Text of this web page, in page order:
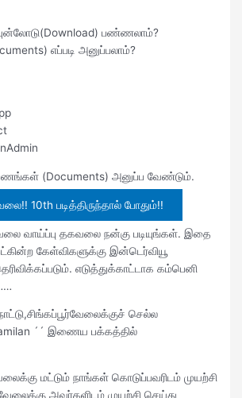
பண்ணலாம்?
எப்படி அனுப்பலாம்?
(Documents) அனுப்ப வேண்டும்.
10th படித்திருந்தால் போதும்!!
வாய்ப்பு தகவலை நன்கு படியுங்கள். இதை
கேள்விகளுக்கு இன்டெர்வியூ
எடுத்துக்காட்டாக கம்பெனி
செல்ல
´´ இணைய பக்கத்தில்
மட்டும் நாங்கள் கொடுப்பவரிடம் முயற்சி
அவர்களிடம் முயற்சி செய்து